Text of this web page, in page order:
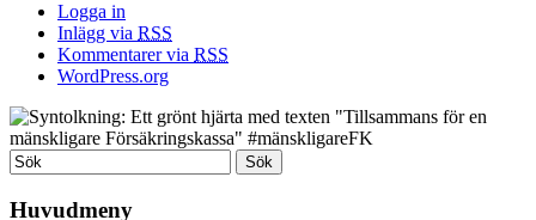
Logga in
Inlägg via RSS
Kommentarer via RSS
WordPress.org
Huvudmeny